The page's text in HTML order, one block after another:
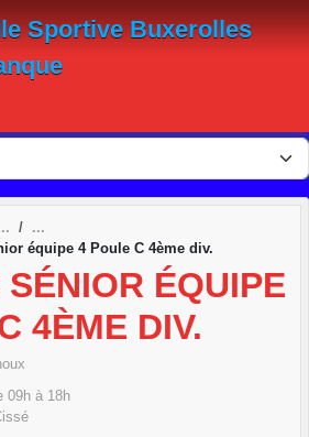
Sportive Buxerolles
équipe 4 Poule C 4ème div.
SÉNIOR ÉQUIPE
4ÈME DIV.
09h à 18h
cookies